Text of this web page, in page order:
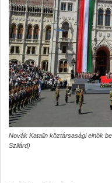
Novák Katalin köztársasági elnök
Szilárd)